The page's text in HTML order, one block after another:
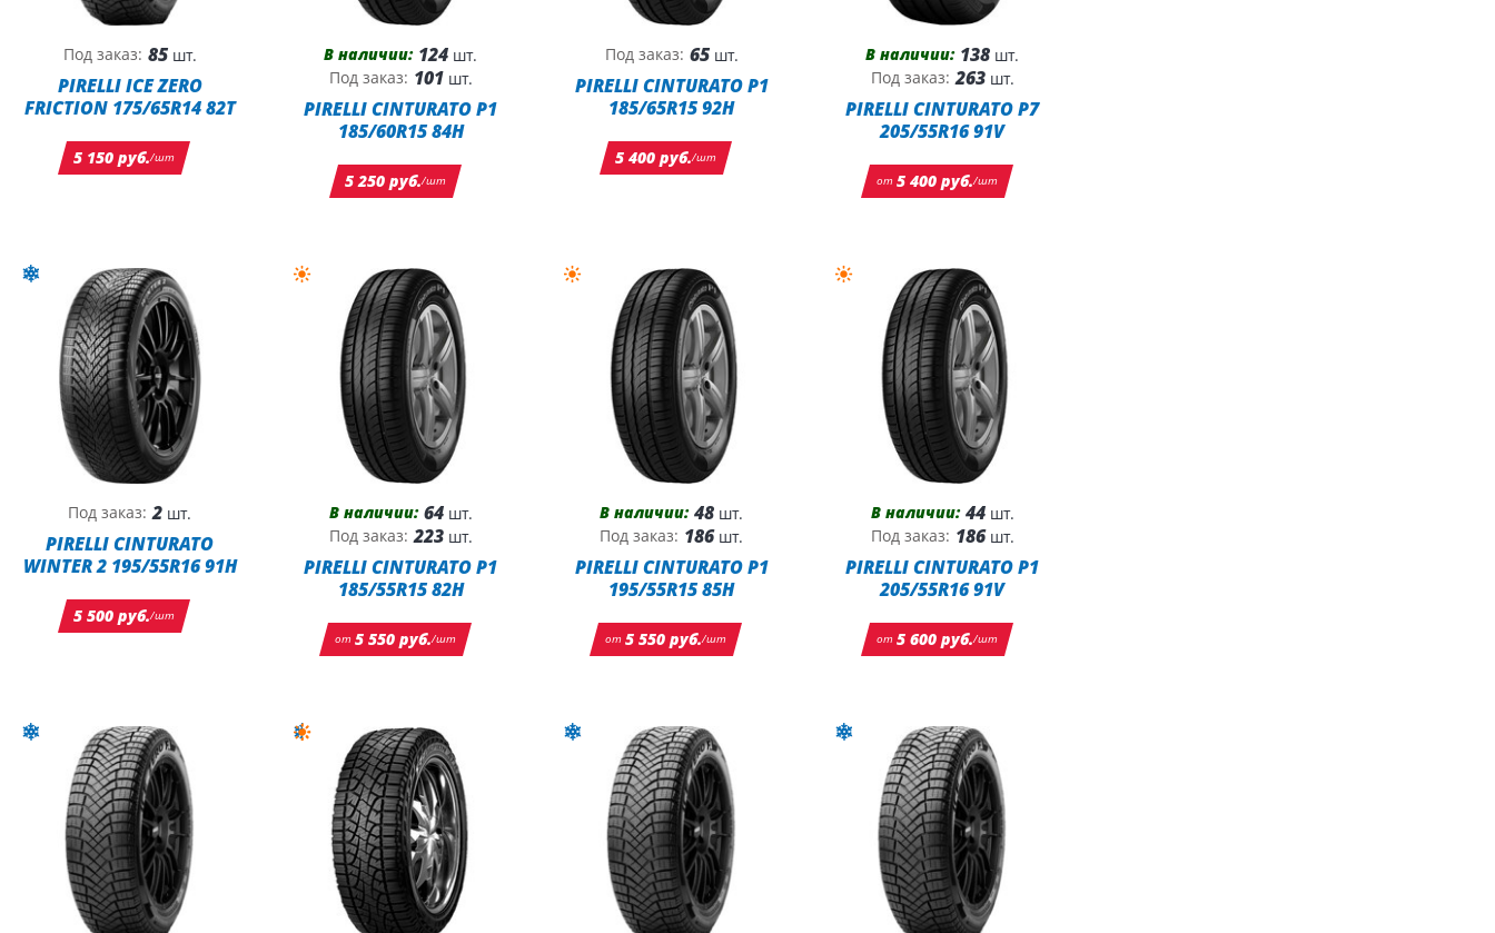
Под заказ: 85шт.
PIRELLI ICE ZERO
FRICTION 175/65R14 82T
5 150 руб./шт
В наличии: 124 шт.
Под заказ: 101шт.
PIRELLI CINTURATO P1
185/60R15 84H
5 250 руб./шт
Под заказ: 65шт.
PIRELLI CINTURATO P1
185/65R15 92H
5 400 руб./шт
В наличии: 138 шт.
Под заказ: 263шт.
PIRELLI CINTURATO P7
205/55R16 91V
от 5 400 руб./шт
Под заказ: 2 шт.
PIRELLI CINTURATO
WINTER 2 195/55R16 91H
5 500 руб./шт
В наличии: 64шт.
Под заказ: 223шт.
PIRELLI CINTURATO P1
185/55R15 82H
от 5 550 руб./шт
В наличии: 48 шт.
Под заказ: 186шт.
PIRELLI CINTURATO P1
195/55R15 85H
от5 550 руб./шт
В наличии: 44шт.
Под заказ: 186шт.
PIRELLI CINTURATO P1
205/55R16 91V
от 5 600 руб./шт